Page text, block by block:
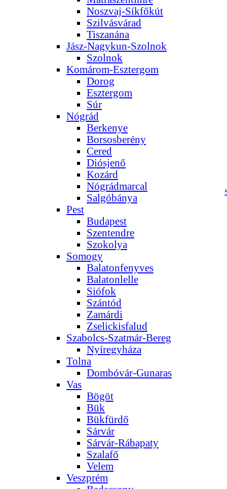
Noszvaj-Síkfőkút
Szilvásvárad
Tiszanána
Jász-Nagykun-Szolnok
Szolnok
Komárom-Esztergom
Dorog
Esztergom
Súr
Nógrád
Berkenye
Borsosberény
Cered
Diósjenő
Kozárd
Nógrádmarcal
Salgóbánya
Pest
Budapest
Szentendre
Szokolya
Somogy
Balatonfenyves
Balatonlelle
Siófok
Szántód
Zamárdi
Zselickisfalud
Szabolcs-Szatmár-Bereg
Nyíregyháza
Tolna
Dombóvár-Gunaras
Vas
Bögöt
Bük
Bükfürdő
Sárvár
Sárvár-Rábapaty
Szalafő
Velem
Veszprém